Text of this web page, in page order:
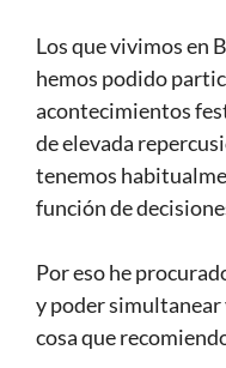
Los que vivimos en
hemos podido
acontecimientos
de elevada
tenemos
función de
Por eso he
y poder
cosa que